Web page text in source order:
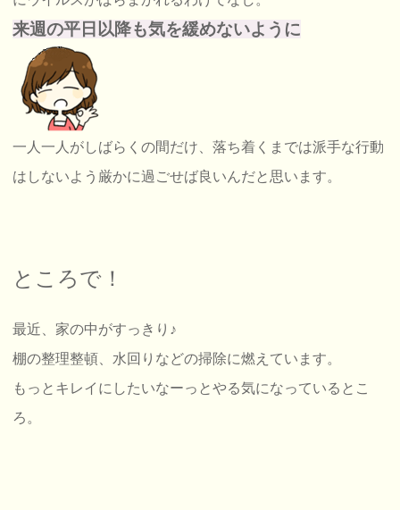
来週の平日以降も気を緩めないように
一人一人がしばらくの間だけ、落ち着くまでは派手な行動
はしないよう厳かに過ごせば良いんだと思います。
ところで！
最近、家の中がすっきり♪
棚の整理整頓、水回りなどの掃除に燃えています。
もっとキレイにしたいなーっとやる気になっているとこ
ろ。